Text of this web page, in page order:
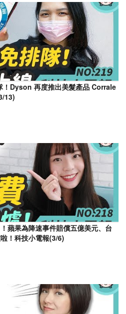
！Dyson 再度推出美髮產品 Corrale
13)
蘋果為降速事件賠償五億美元、台
！科技小電報(3/6)